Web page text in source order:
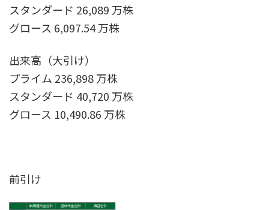
スタンダード 26,089 万株
グロース 6,097.54 万株
出来高（大引け）
プライム 236,898 万株
スタンダード 40,720 万株
グロース 10,490.86 万株
前引け